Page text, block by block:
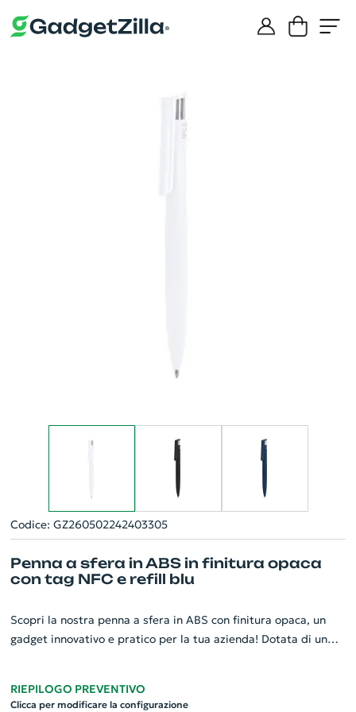
Codice: GZ260502242403305
Penna a sfera in ABS in finitura opaca
con tag NFC e refill blu
Scopri la nostra penna a sfera in ABS con finitura opaca, un
gadget innovativo e pratico per la tua azienda! Dotata di un
semplicemente il tuo smartphone per accedere a link, pagine
RIEPILOGO PREVENTIVO
Clicca per modificare la configurazione